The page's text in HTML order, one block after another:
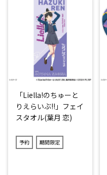
「Liella!のちゅーと
りえらいぶ!!」フェイ
スタオル(葉月 恋)
予約 期間限定